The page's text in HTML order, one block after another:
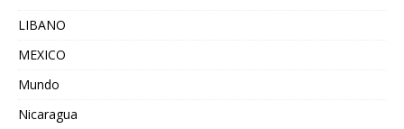
LIBANO
MEXICO
Mundo
Nicaragua